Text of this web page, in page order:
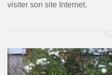
visiter son site Internet.